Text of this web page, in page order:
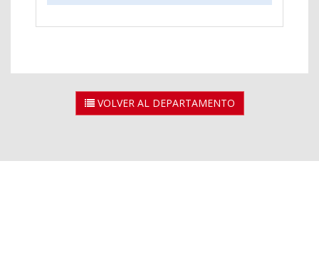
VOLVER AL DEPARTAMENTO